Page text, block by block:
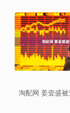
淘配网 姜壹盛被